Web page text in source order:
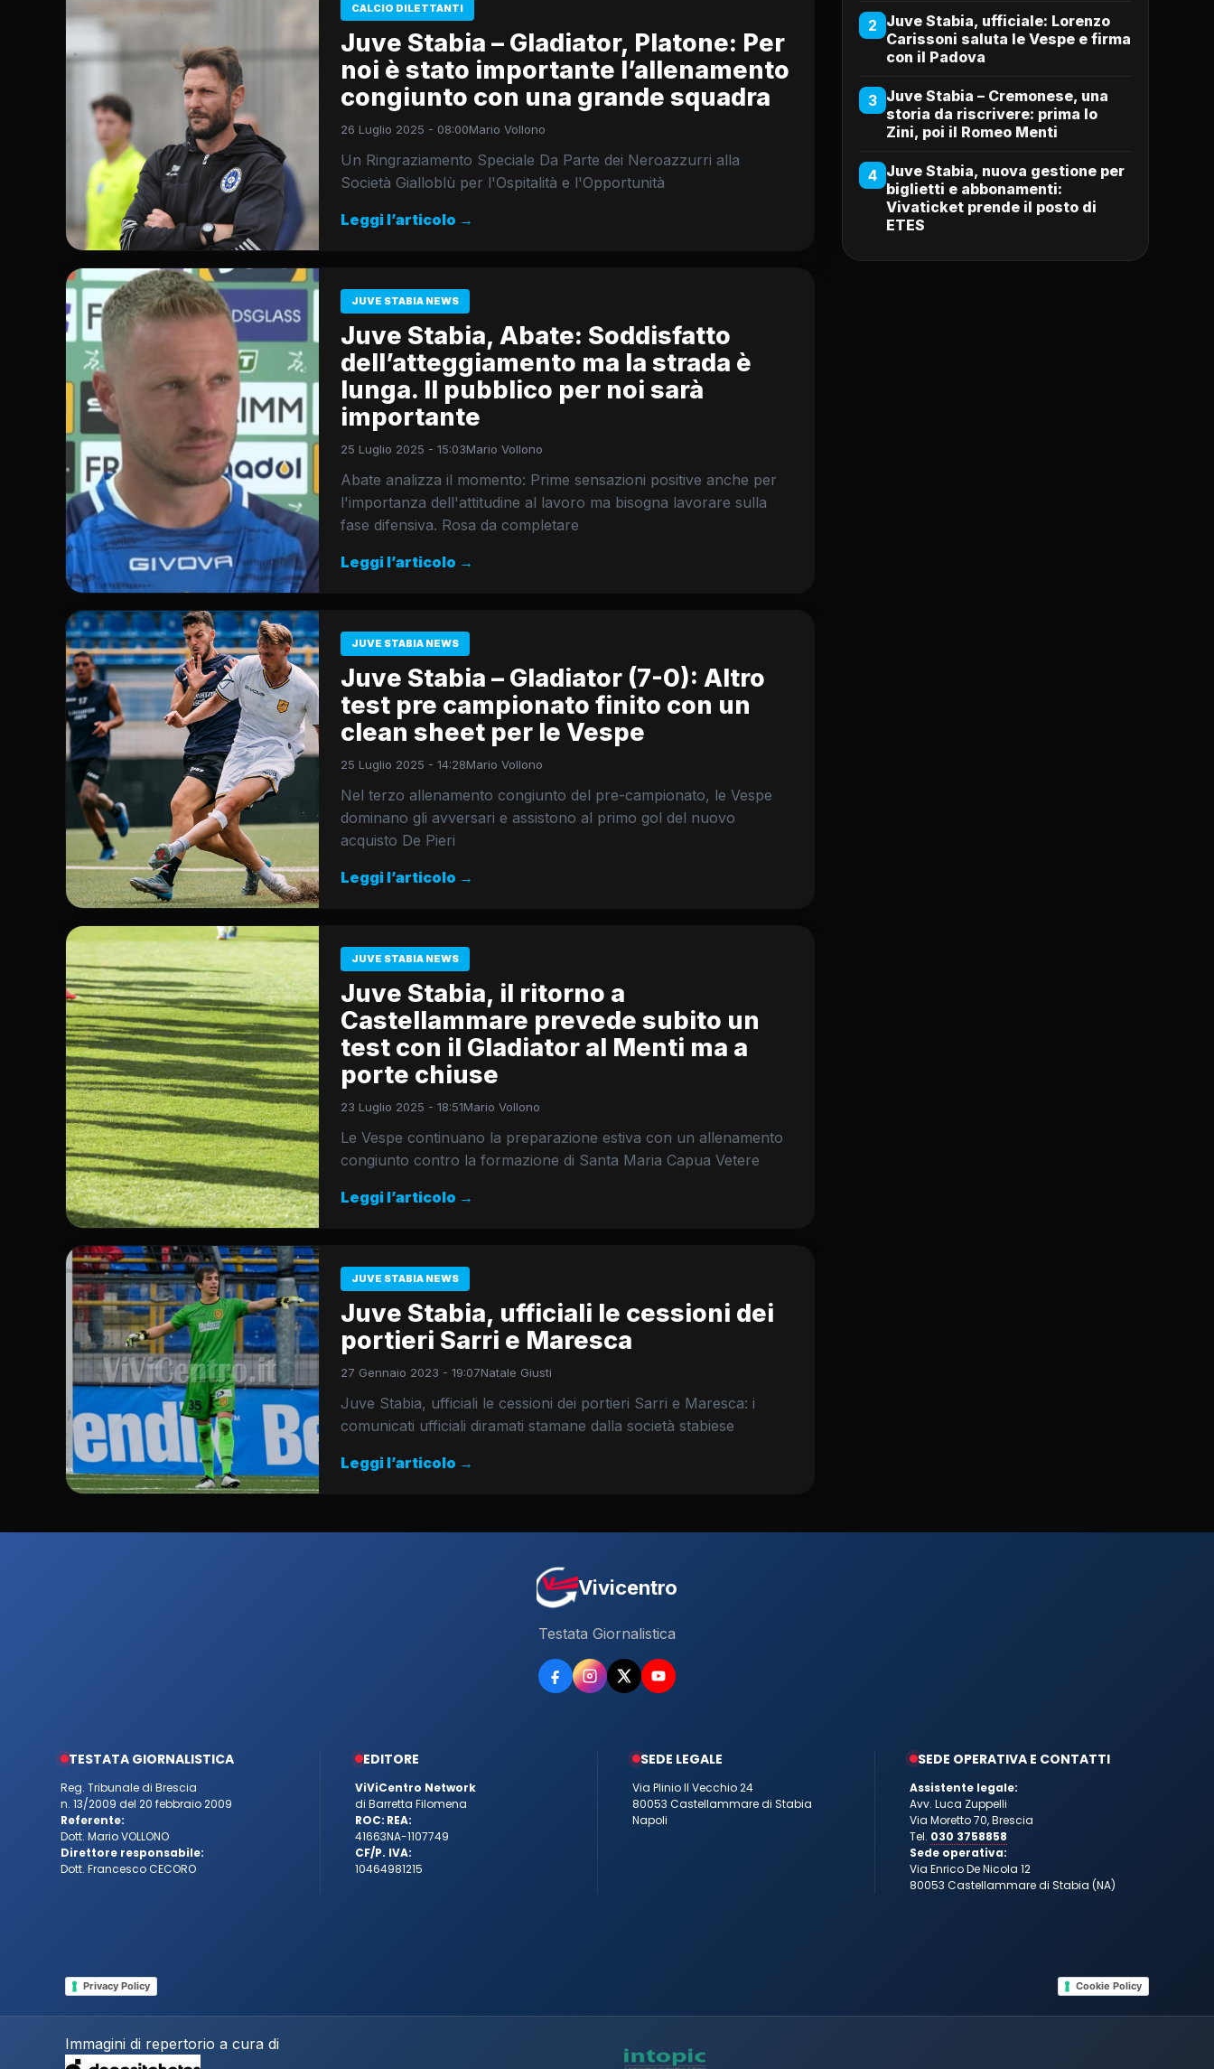
CALCIO DILETTANTI
Juve Stabia – Gladiator, Platone: Per
noi è stato importante l’allenamento
congiunto con una grande squadra
26 Luglio 2025 - 08:00Mario Vollono
Un Ringraziamento Speciale Da Parte dei Neroazzurri alla
Società Gialloblù per l'Ospitalità e l'Opportunità
Leggi l’articolo →
JUVE STABIA NEWS
Juve Stabia, Abate: Soddisfatto
dell’atteggiamento ma la strada è
lunga. Il pubblico per noi sarà
importante
25 Luglio 2025 - 15:03Mario Vollono
Abate analizza il momento: Prime sensazioni positive anche per
l'importanza dell'attitudine al lavoro ma bisogna lavorare sulla
fase difensiva. Rosa da completare
Leggi l’articolo →
JUVE STABIA NEWS
Juve Stabia – Gladiator (7-0): Altro
test pre campionato finito con un
clean sheet per le Vespe
25 Luglio 2025 - 14:28Mario Vollono
Nel terzo allenamento congiunto del pre-campionato, le Vespe
dominano gli avversari e assistono al primo gol del nuovo
acquisto De Pieri
Leggi l’articolo →
JUVE STABIA NEWS
Juve Stabia, il ritorno a
Castellammare prevede subito un
test con il Gladiator al Menti ma a
porte chiuse
23 Luglio 2025 - 18:51Mario Vollono
Le Vespe continuano la preparazione estiva con un allenamento
congiunto contro la formazione di Santa Maria Capua Vetere
Leggi l’articolo →
JUVE STABIA NEWS
Juve Stabia, ufficiali le cessioni dei
portieri Sarri e Maresca
27 Gennaio 2023 - 19:07Natale Giusti
Juve Stabia, ufficiali le cessioni dei portieri Sarri e Maresca: i
comunicati ufficiali diramati stamane dalla società stabiese
Leggi l’articolo →
2 Juve Stabia, ufficiale: Lorenzo
Carissoni saluta le Vespe e firma
con il Padova
3 Juve Stabia – Cremonese, una
storia da riscrivere: prima lo
Zini, poi il Romeo Menti
4 Juve Stabia, nuova gestione per
biglietti e abbonamenti:
Vivaticket prende il posto di
ETES
Vivicentro
Testata Giornalistica
TESTATA GIORNALISTICA
Reg. Tribunale di Brescia
n. 13/2009 del 20 febbraio 2009
Referente:
Dott. Mario VOLLONO
Direttore responsabile:
Dott. Francesco CECORO
EDITORE
ViViCentro Network
di Barretta Filomena
ROC:
41663
REA:
NA-1107749
CF/P. IVA:
10464981215
SEDE LEGALE
Via Plinio Il Vecchio 24
80053 Castellammare di Stabia
Napoli
SEDE OPERATIVA E CONTATTI
Assistente legale:
Avv. Luca Zuppelli
Via Moretto 70, Brescia
Tel. 030 3758858
Sede operativa:
Via Enrico De Nicola 12
80053 Castellammare di Stabia (NA)
Privacy Policy Cookie Policy
Immagini di repertorio a cura di